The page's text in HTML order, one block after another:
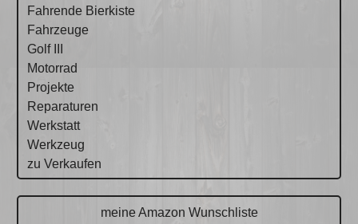
Fahrende Bierkiste
Fahrzeuge
Golf III
Motorrad
Projekte
Reparaturen
Werkstatt
Werkzeug
zu Verkaufen
meine Amazon Wunschliste